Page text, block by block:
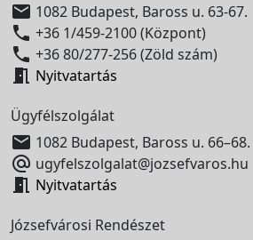
 1082 Budapest, Baross u. 63-67.
 +36 1/459-2100 (Központ)
 +36 80/277-256 (Zöld szám)
 Nyitvatartás
Ügyfélszolgálat
 1082 Budapest, Baross u. 66–68.
 ugyfelszolgalat@jozsefvaros.hu
 Nyitvatartás
Józsefvárosi Rendészet